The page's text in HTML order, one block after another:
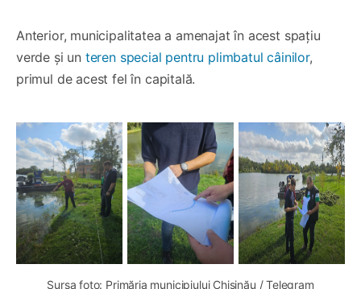
Anterior, municipalitatea a amenajat în acest spațiu
verde și un teren special pentru plimbatul câinilor,
primul de acest fel în capitală.
Sursa foto: Primăria municipiului Chișinău / Telegram